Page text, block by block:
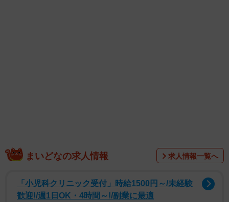
◇ ◇ ◇
まいどなの求人情報 求人情報一覧へ
「小児科クリニック受付」時給1500円～/未経験
歓迎!/週1日OK・4時間～!/副業に最適